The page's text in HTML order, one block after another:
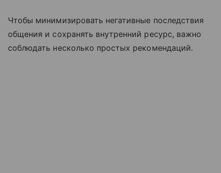
Чтобы минимизировать негативные последствия
общения и сохранять внутренний ресурс, важно
соблюдать несколько простых рекомендаций.